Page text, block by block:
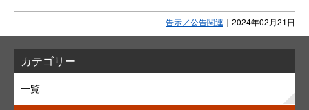
告示／公告関連 ｜ 2024年02月21日
カテゴリー
一覧